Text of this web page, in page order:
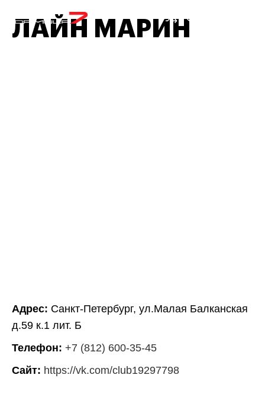
ЛАЙН МАРИН
Адрес: Санкт-Петербург, ул.Малая Балканская
д.59 к.1 лит. Б
Телефон: +7 (812) 600-35-45
Сайт: https://vk.com/club19297798